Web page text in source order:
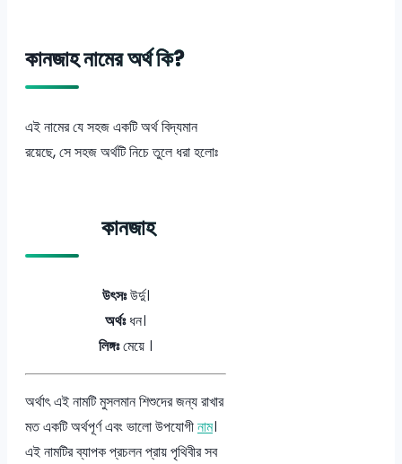
কানজাহ নামের অর্থ কি?
এই নামের যে সহজ একটি অর্থ বিদ্যমান
রয়েছে, সে সহজ অর্থটি নিচে তুলে ধরা হলোঃ
কানজাহ
উৎসঃউর্দু।
অর্থঃধন।
লিঙ্গঃমেয়ে ।
অর্থাৎ এই নামটি মুসলমান শিশুদের জন্য রাখার
মত একটি অর্থপূর্ণ এবং ভালো উপযোগীনাম।
এই নামটির ব্যাপক প্রচলন প্রায় পৃথিবীর সব